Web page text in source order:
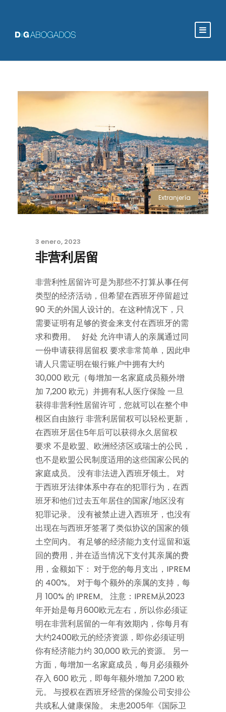
Extranjería
3 enero, 2023
非营利居留
非营利性居留许可是为那些不打算从事任何
类型的经济活动，但希望在西班牙停留超过
90 天的外国人设计的。在这种情况下，只
需要证明有足够的资金来支付在西班牙的需
求和费用。 好处 允许申请人的亲属通过同
一份申请获得居留权 要求非常简单，因此申
请人只需证明在银行账户中拥有大约
30,000 欧元（每增加一名家庭成员额外增
加 7,200 欧元）并拥有私人医疗保险 一旦
获得非营利性居留许可，您就可以在整个申
根区自由旅行 非营利居留权可以轻松更新，
在西班牙居住5年后可以获得永久居留权
要求 不是欧盟、欧洲经济区或瑞士的公民，
也不是欧盟公民制度适用的这些国家公民的
家庭成员。 没有非法进入西班牙领土。 对
于西班牙法律体系中存在的犯罪行为，在西
班牙和他们过去五年居住的国家/地区没有
犯罪记录。 没有被禁止进入西班牙，也没有
出现在与西班牙签署了类似协议的国家的领
土空间内。 有足够的经济能力支付逗留和返
回的费用，并在适当情况下支付其亲属的费
用，金额如下： 对于您的每月支出，IPREM
的 400%。 对于每个额外的亲属的支持，每
月 100% 的 IPREM。 注意：IPREM从2023
年开始是每月600欧元左右，所以你必须证
明在非营利居留的一年有效期内，你每月有
大约2400欧元的经济资源，即你必须证明
你有经济能力约 30,000 欧元的资源。 另一
方面，每增加一名家庭成员，每月必须额外
存入 600 欧元，即每年额外增加 7,200 欧
元。 与授权在西班牙经营的保险公司安排公
共或私人健康保险。 未患2005年《国际卫